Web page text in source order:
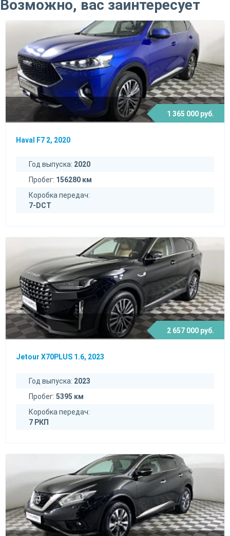
Возможно, вас заинтересует
1 365 000 руб.
Haval F7 2, 2020
Год выпуска: 2020
Пробег: 156280 км
Коробка передач:
7-DCT
2 657 000 руб.
Jetour X70PLUS 1.6, 2023
Год выпуска: 2023
Пробег: 5395 км
Коробка передач:
7 РКП